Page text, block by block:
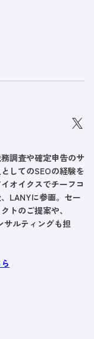
調査や確定申告のサ
してのSEOの経験を
オイクスでチーフコ
LANYに参画。セー
トのご提案や、
サルティングも担